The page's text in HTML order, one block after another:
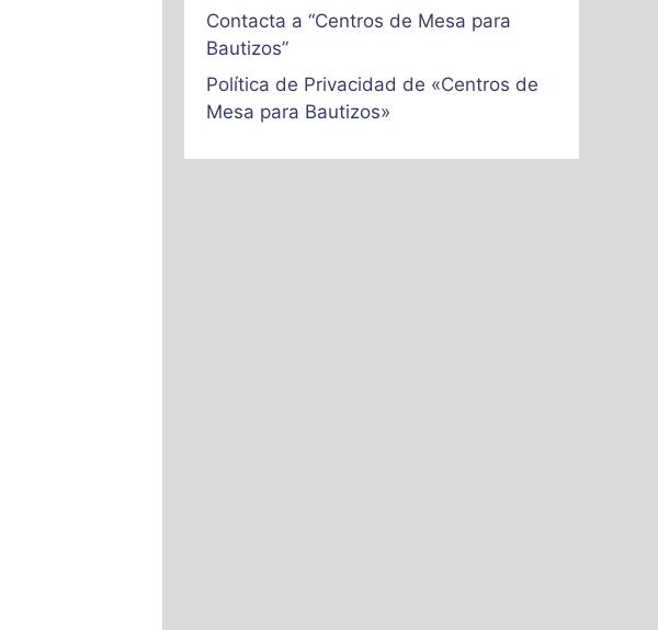
Contacta a “Centros de Mesa para
Bautizos”
Política de Privacidad de «Centros de
Mesa para Bautizos»